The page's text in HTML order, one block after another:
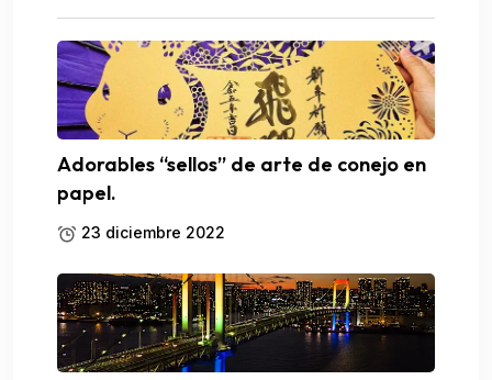
Adorables “sellos” de arte de conejo en
papel.
23 diciembre 2022